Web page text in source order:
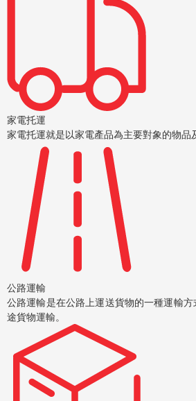
家電托運
家電托運就是以家電產品為主要對象的物
公路運輸
公路運輸是在公路上運送貨物的一種運輸
途貨物運輸。